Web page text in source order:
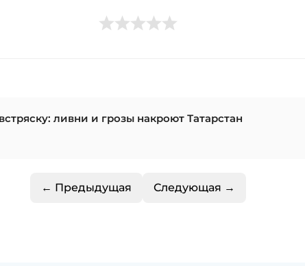
ливни и грозы накроют Татарстан
← Предыдущая Следующая →